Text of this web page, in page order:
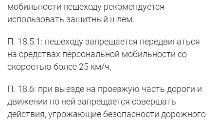
мобильности пешеходу рекомендуется
использовать защитный шлем.
П. 18.5.1: пешеходу запрещается передвигаться
на средствах персональной мобильности со
скоростью более 25 км/ч,
П. 18.6: при выезде на проезжую часть дороги и
движении по ней запрещается совершать
действия, угрожающие безопасности дорожного